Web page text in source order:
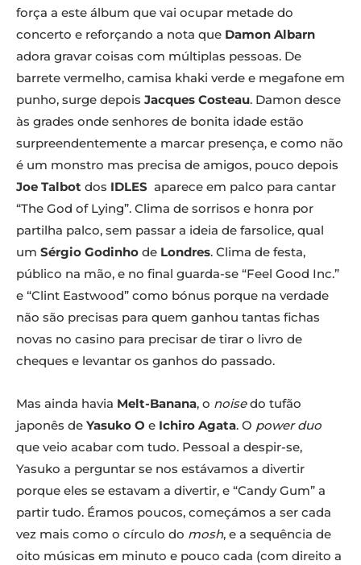
força a este álbum que vai ocupar metade do
concerto e reforçando a nota que Damon Albarn
adora gravar coisas com múltiplas pessoas. De
barrete vermelho, camisa khaki verde e megafone em
punho, surge depois Jacques Costeau. Damon desce
às grades onde senhores de bonita idade estão
surpreendentemente a marcar presença, e como não
é um monstro mas precisa de amigos, pouco depois
Joe Talbot dos IDLES aparece em palco para cantar
“The God of Lying”. Clima de sorrisos e honra por
partilha palco, sem passar a ideia de farsolice, qual
um Sérgio Godinho de Londres. Clima de festa,
público na mão, e no final guarda-se “Feel Good Inc.”
e “Clint Eastwood” como bónus porque na verdade
não são precisas para quem ganhou tantas fichas
novas no casino para precisar de tirar o livro de
cheques e levantar os ganhos do passado.
Mas ainda havia Melt-Banana, o noisedo tufão
japonês de Yasuko O e Ichiro Agata. O power duo
que veio acabar com tudo. Pessoal a despir-se,
Yasuko a perguntar se nos estávamos a divertir
porque eles se estavam a divertir, e “Candy Gum” a
partir tudo. Éramos poucos, começámos a ser cada
vez mais como o círculo do mosh, e a sequência de
oito músicas em minuto e pouco cada (com direito a